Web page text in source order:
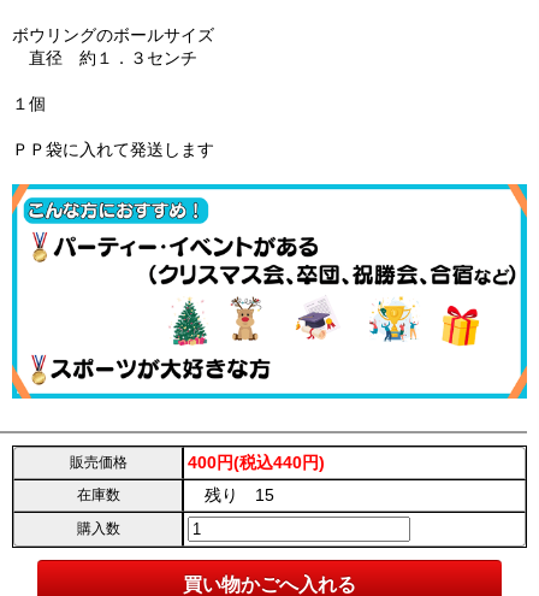
ボウリングのボールサイズ
直径 約１．３センチ
１個
ＰＰ袋に入れて発送します
販売価格 400円(税込440円)
在庫数 残り 15
購入数